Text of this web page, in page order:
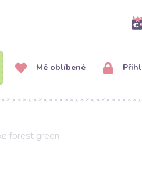
Mé oblíbené
forest green